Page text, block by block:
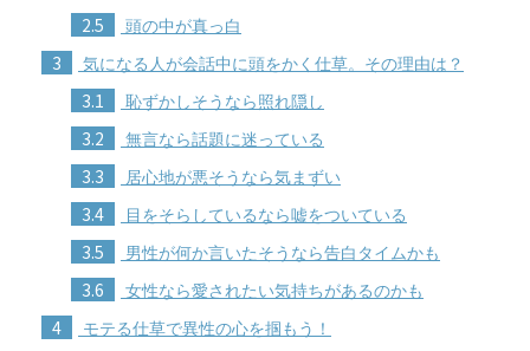
2.5 頭の中が真っ白
3 気になる人が会話中に頭をかく仕草。その理由は？
3.1 恥ずかしそうなら照れ隠し
3.2 無言なら話題に迷っている
3.3 居心地が悪そうなら気まずい
3.4 目をそらしているなら嘘をついている
3.5 男性が何か言いたそうなら告白タイムかも
3.6 女性なら愛されたい気持ちがあるのかも
4 モテる仕草で異性の心を掴もう！